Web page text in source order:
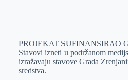
PROJEKAT SUFINANSIRAO
Stavovi izneti u podržanom
izražavaju stavove Grada
sredstva.